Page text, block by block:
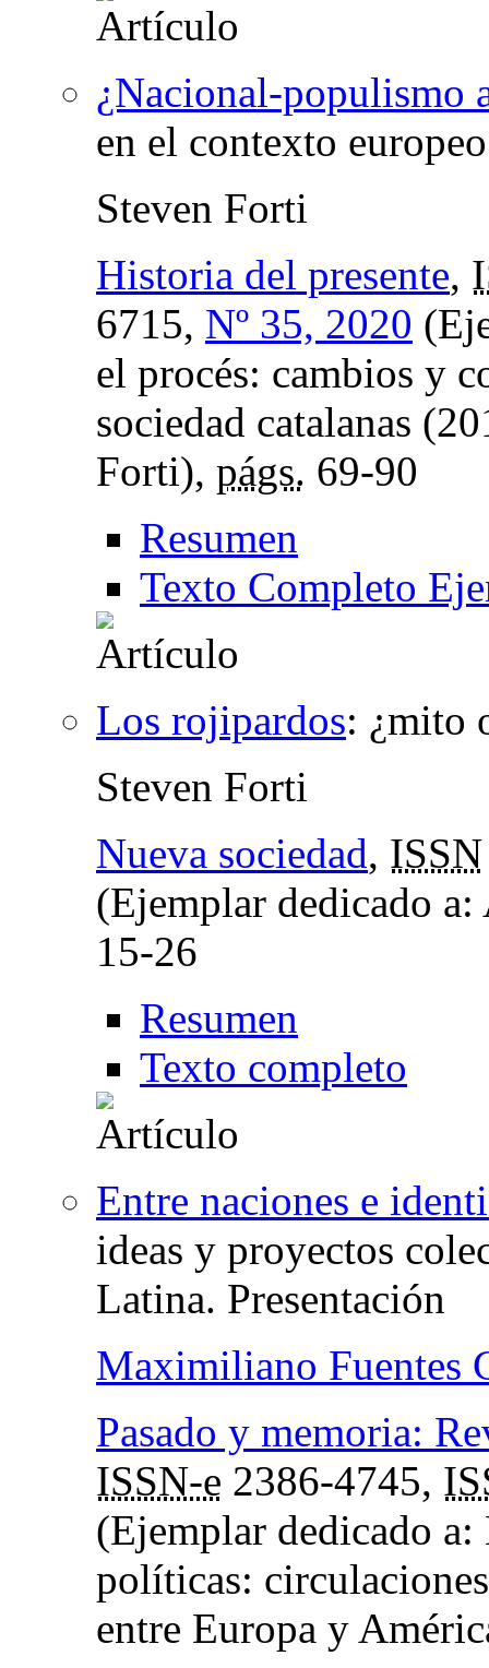
¿Nacional-populismo
en el contexto europeo
Steven Forti
Historia del presente,
6715, Nº 35, 2020
el procés: cambios y
sociedad catalanas
Forti), págs. 69-90
Resumen
Texto Completo
Los rojipardos: ¿mito
Steven Forti
Nueva sociedad, ISSN
(Ejemplar dedicado
15-26
Resumen
Texto completo
Entre naciones e
ideas y proyectos
Latina. Presentación
Maximiliano Fuentes
Pasado y memoria:
ISSN-e 2386-4745,
(Ejemplar dedicado a:
políticas:
entre Europa y